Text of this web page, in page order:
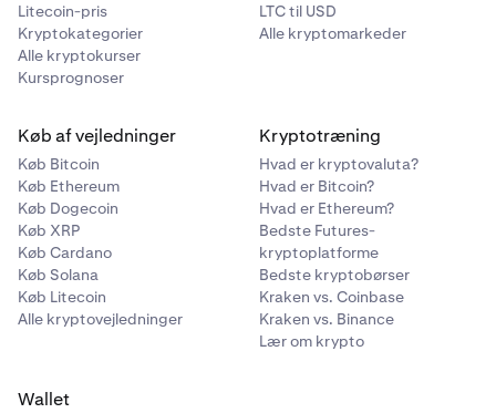
Litecoin-pris
Kryptokategorier
Alle kryptokurser
Kursprognoser
LTC til USD
Alle kryptomarkeder
Køb af vejledninger
Køb Bitcoin
Køb Ethereum
Køb Dogecoin
Køb XRP
Køb Cardano
Køb Solana
Køb Litecoin
Alle kryptovejledninger
Kryptotræning
Hvad er kryptovaluta?
Hvad er Bitcoin?
Hvad er Ethereum?
Bedste Futures-
kryptoplatforme
Bedste kryptobørser
Kraken vs. Coinbase
Kraken vs. Binance
Lær om krypto
Wallet